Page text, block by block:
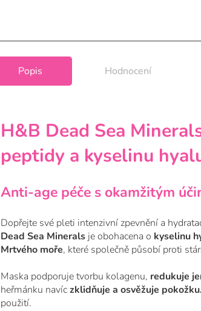
Popis Hodnocení
H&B Dead Sea
peptidy a kyselinu
Anti-age péče s okamžitým
Dopřejte své pleti intenzivní zpevnění a
Dead Sea Minerals je obohacena o kyselinu
Mrtvého moře, které společně působí proti
Maska podporuje tvorbu kolagenu, redukuje
heřmánku navíczklidňuje a osvěžuje pokožku.
použití.